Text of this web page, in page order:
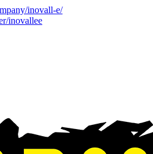
inovall-e/
inovallee